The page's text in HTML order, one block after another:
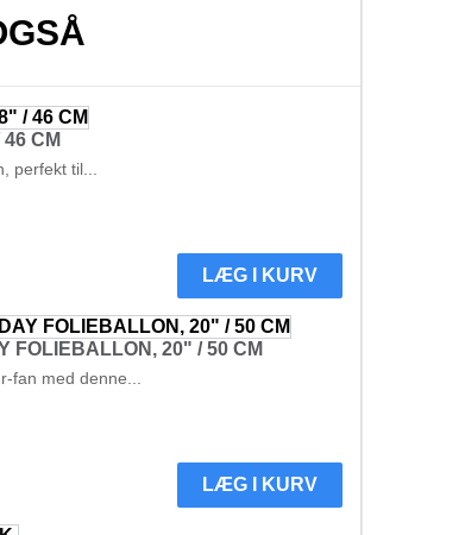
CM
perfekt til...
LÆG I KURV
FOLIEBALLON, 20" / 50 CM
fan med denne...
LÆG I KURV